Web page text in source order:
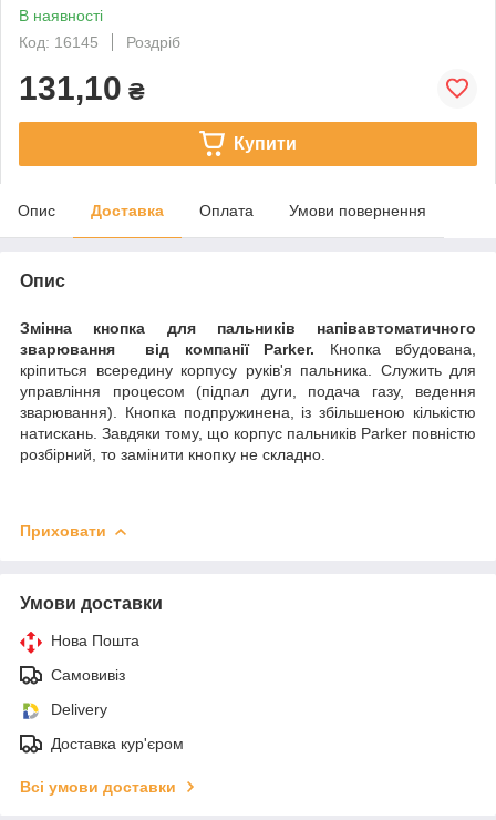
В наявності
Код: 16145
Роздріб
131,10 ₴
Купити
Опис Доставка Оплата Умови повернення
Опис
Змінна кнопка для пальників напівавтоматичного
зварювання від компанії Parker. Кнопка вбудована,
кріпиться всередину корпусу руків'я пальника. Служить для
управління процесом (підпал дуги, подача газу, ведення
зварювання). Кнопка подпружинена, із збільшеною кількістю
натискань. Завдяки тому, що корпус пальників Parker повністю
розбірний, то замінити кнопку не складно.
Приховати
Умови доставки
Нова Пошта
Самовивіз
Delivery
Доставка кур'єром
Всі умови доставки